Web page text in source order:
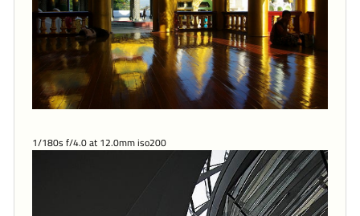
1/180s f/4.0 at 12.0mm iso200